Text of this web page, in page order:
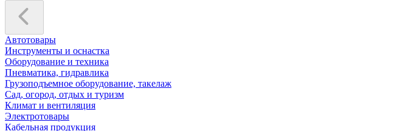
Автотовары
Инструменты и оснастка
Оборудование и техника
Пневматика, гидравлика
Грузоподъемное оборудование, такелаж
Сад, огород, отдых и туризм
Климат и вентиляция
Электротовары
Кабельная продукция